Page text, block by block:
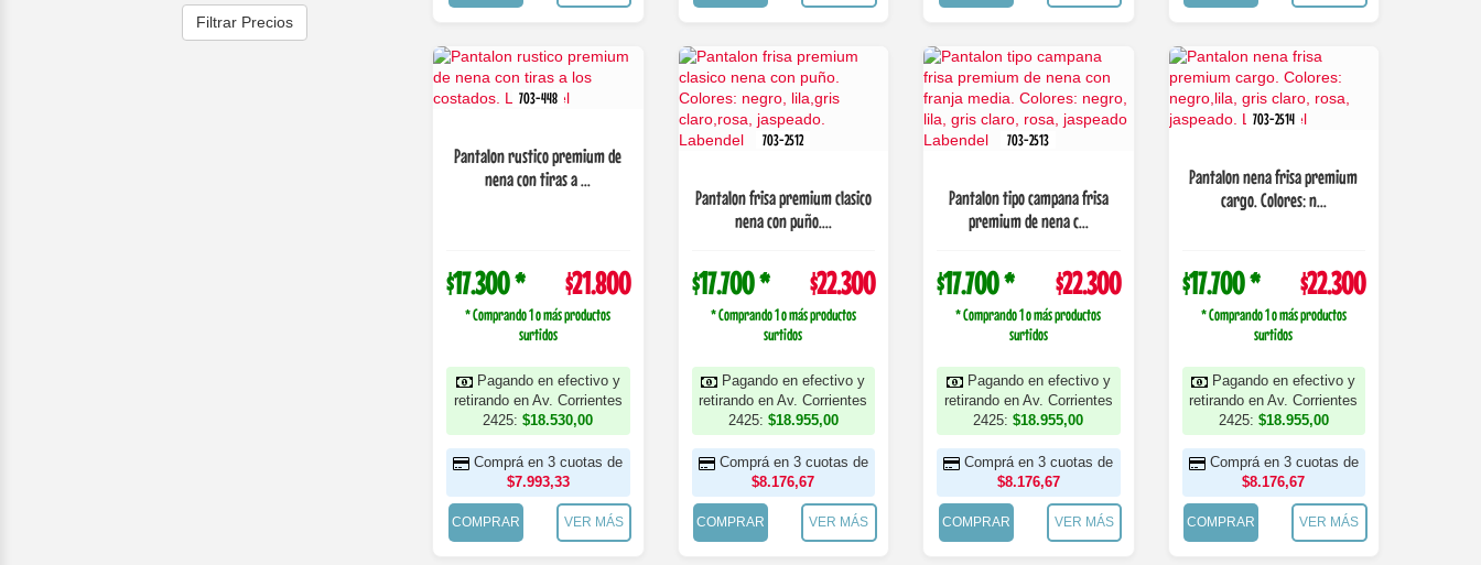
Filtrar Precios
703-448
Pantalon rustico premium de
nena con tiras a ...
$17.300 * $21.800
* Comprando 1 o más productos
surtidos
Pagando en efectivo y
retirando en Av. Corrientes
2425:$18.530,00
Comprá en 3 cuotas de
$7.993,33
COMPRAR VER MÁS
703-2512
Pantalon frisa premium clasico
nena con puño....
$17.700 * $22.300
* Comprando 1 o más productos
surtidos
Pagando en efectivo y
retirando en Av. Corrientes
2425: $18.955,00
Comprá en 3 cuotas de
$8.176,67
COMPRAR VER MÁS
703-2513
Pantalon tipo campana frisa
premium de nena c...
$17.700 * $22.300
* Comprando 1 o más productos
surtidos
Pagando en efectivo y
retirando en Av. Corrientes
2425:$18.955,00
Comprá en 3 cuotas de
$8.176,67
COMPRAR VER MÁS
703-2514
Pantalon nena frisa premium
cargo. Colores: n...
$17.700 * $22.300
* Comprando 1 o más productos
surtidos
Pagando en efectivo y
retirando en Av. Corrientes
2425: $18.955,00
Comprá en 3 cuotas de
$8.176,67
COMPRAR VER MÁS